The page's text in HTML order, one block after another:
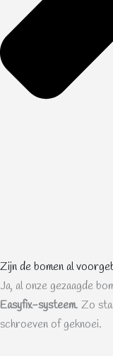
Zijn de bomen al
Ja, al onze gezaagde
Easyfix-systeem. Zo
schroeven of geknoei.